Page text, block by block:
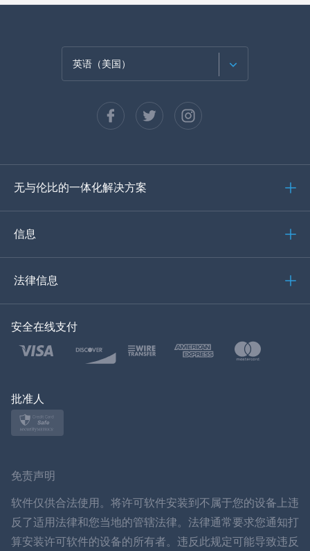
英语（美国）
西班牙语
德语
土耳其语
波兰文
ภาษาไทย
简体中文
无与伦比的一体化解决方案
信息
法律信息
安全在线支付
批准人
免责声明
软件仅供合法使用。将许可软件安装到不属于您的设备上违
反了适用法律和您当地的管辖法律。法律通常要求您通知打
算安装许可软件的设备的所有者。违反此规定可能导致违反